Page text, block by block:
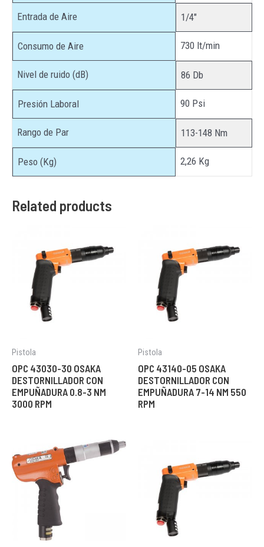
Entrada de Aire 1/4″
Consumo de Aire 730 lt/min
Nivel de ruido (dB) 86 Db
Presión Laboral 90 Psi
Rango de Par 113-148 Nm
Peso (Kg) 2,26 Kg
Related products
Pistola
OPC 43030-30 OSAKA
DESTORNILLADOR CON
EMPUÑADURA 0.8-3 NM
3000 RPM
Pistola
OPC 43140-05 OSAKA
DESTORNILLADOR CON
EMPUÑADURA 7-14 NM 550
RPM